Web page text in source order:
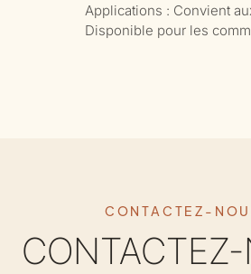
Applications : Convient
Disponible pour les
CONTACTEZ-